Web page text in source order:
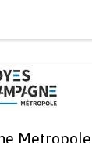
Metropole